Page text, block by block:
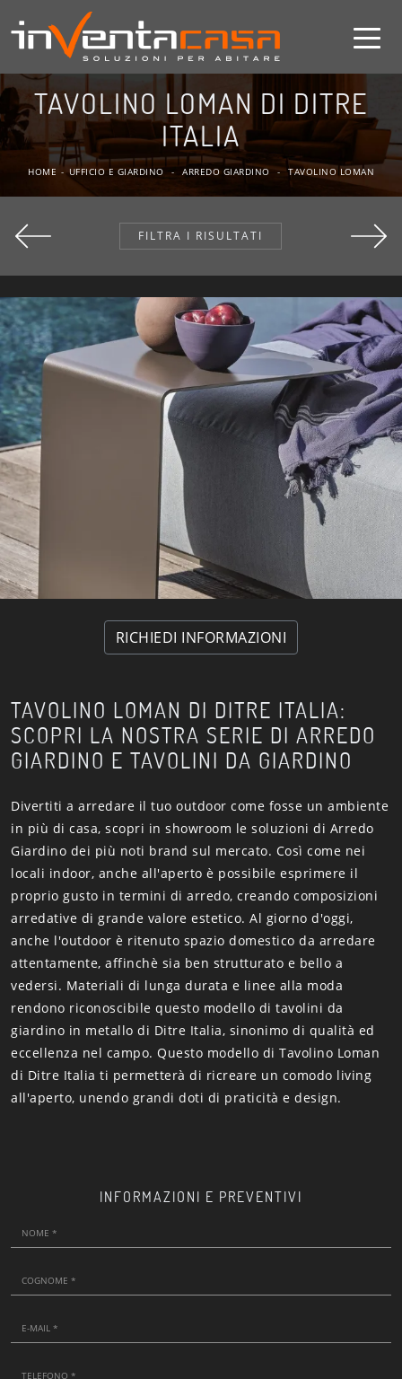
TAVOLINO LOMAN DI DITRE
ITALIA
HOME - UFFICIO E GIARDINO - ARREDO GIARDINO - TAVOLINO LOMAN
FILTRA I RISULTATI
RICHIEDI INFORMAZIONI
TAVOLINO LOMAN DI DITRE ITALIA:
SCOPRI LA NOSTRA SERIE DI ARREDO
GIARDINO E TAVOLINI DA GIARDINO
Divertiti a arredare il tuo outdoor come fosse un ambiente
in più di casa, scopri in showroom le soluzioni di Arredo
Giardino dei più noti brand sul mercato. Così come nei
locali indoor, anche all'aperto è possibile esprimere il
proprio gusto in termini di arredo, creando composizioni
arredative di grande valore estetico. Al giorno d'oggi,
anche l'outdoor è ritenuto spazio domestico da arredare
attentamente, affinchè sia ben strutturato e bello a
vedersi. Materiali di lunga durata e linee alla moda
rendono riconoscibile questo modello di tavolini da
giardino in metallo di Ditre Italia, sinonimo di qualità ed
eccellenza nel campo. Questo modello di Tavolino Loman
di Ditre Italia ti permetterà di ricreare un comodo living
all'aperto, unendo grandi doti di praticità e design.
INFORMAZIONI E PREVENTIVI